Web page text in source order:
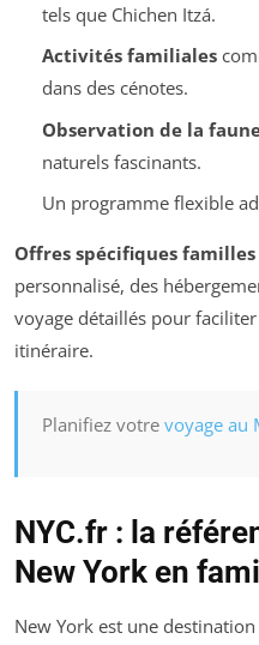
tels que Chichen Itzá.
Activités familiales
dans des cénotes.
Observation de la
naturels fascinants.
Un programme flexible
Offres spécifiques familles
personnalisé, des
voyage détaillés pour
itinéraire.
Planifiez votre voyage au
NYC.fr : la
New York en
New York est une